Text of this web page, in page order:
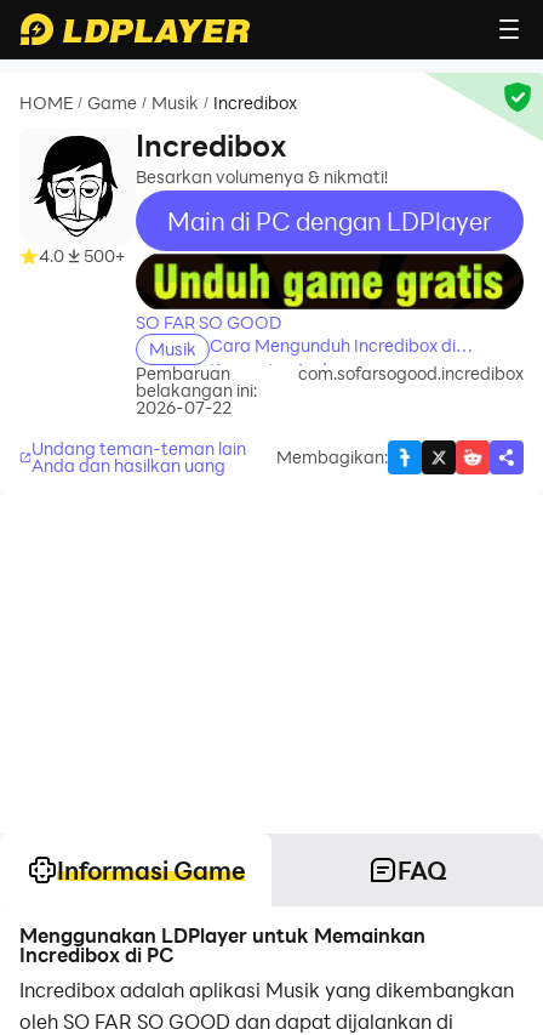
HOME / Game / Musik / Incredibox
4.0 500+
Incredibox
Besarkan volumenya & nikmati!
Main di PC dengan LDPlayer
recommend
SO FAR SO GOOD
Musik
Cara Mengunduh Incredibox di
Komputer Anda
Pembaruan
belakangan ini:
2026-07-22
com.sofarsogood.incredibox
Undang teman-teman lain
Anda dan hasilkan uang Membagikan:
Informasi Game FAQ
Menggunakan LDPlayer untuk Memainkan
Incredibox di PC
Incredibox adalah aplikasi Musik yang dikembangkan
oleh SO FAR SO GOOD dan dapat dijalankan di